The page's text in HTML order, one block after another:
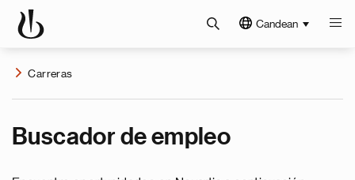
Candean
Carreras
Buscador de empleo